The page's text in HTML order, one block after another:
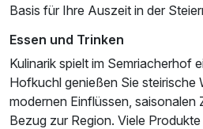
Zusatznächte
Basis für Ihre Auszeit in der
Essen und Trinken
Kulinarik spielt im Semriacherhof
Hofkuchl genießen Sie steirische
modernen Einflüssen, saisonalen
Bezug zur Region. Viele